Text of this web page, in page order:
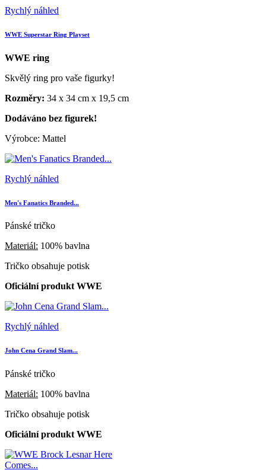
Rychlý náhled
WWE Superstar Ring Playset
WWE ring
Skvělý ring pro vaše figurky!
Rozměry: 34 x 34 cm x 19,5 cm
Dodáváno bez figurek!
Výrobce: Mattel
Rychlý náhled
Men's Fanatics Branded...
Pánské tričko
Materiál: 100% bavlna
Tričko obsahuje potisk
Oficiální produkt WWE
Rychlý náhled
John Cena Grand Slam...
Pánské tričko
Materiál: 100% bavlna
Tričko obsahuje potisk
Oficiální produkt WWE